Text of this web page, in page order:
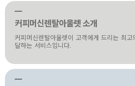
커피머신렌탈아울렛 소개
커피머신렌탈아울렛이 고객에게 드리는 최고
달하는 서비스입니다.